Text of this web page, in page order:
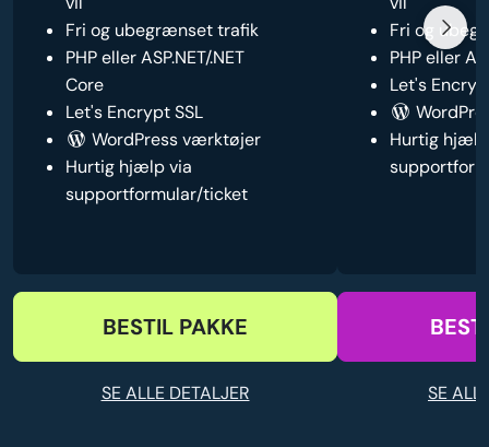
Fri og ubegrænset trafik
PHP eller ASP.NET/.NET
Core
Let's Encrypt SSL
WordPress værktøjer
Hurtig hjælp via
supportformular/ticket
BESTIL PAKKE
SE ALLE DETALJER
Fri og
PHP eller
Let's
Hurtig
SE